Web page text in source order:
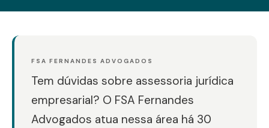
FSA FERNANDES ADVOGADOS
Tem dúvidas sobre assessoria jurídica
empresarial? O FSA Fernandes
Advogados atua nessa área há 30